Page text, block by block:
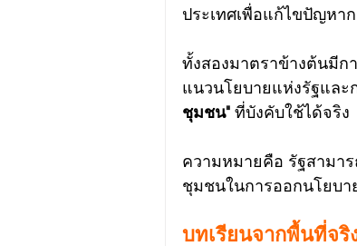
ประเทศเพื่อแก้ไขปัญห
ทั้งสองมาตราข้างต้นมีก
แนวนโยบายแห่งรัฐและ
ชุมชน" ที่บังคับใช้ได้จริง
ความหมายคือ รัฐสามา
ชุมชนในการออกนโยบา
บทเรียนจากพื้นที่จ